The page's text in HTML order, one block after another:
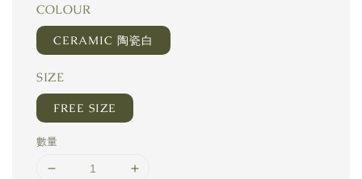
COLOUR
CERAMIC 陶瓷白
SIZE
FREE SIZE
數量